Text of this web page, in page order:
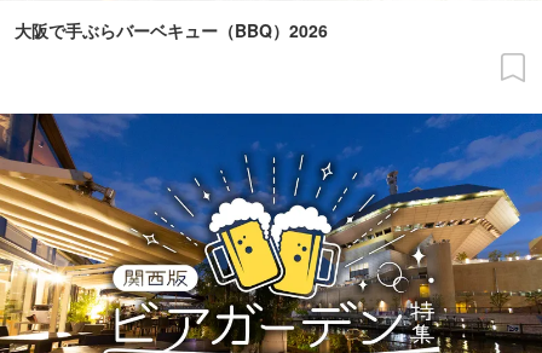
大阪で手ぶらバーベキュー（BBQ）2026